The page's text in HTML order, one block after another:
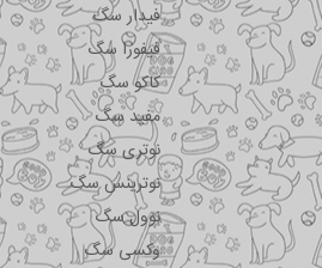
فیدار سگ
فیفورا سگ
کاکو سگ
مفید سگ
نوتری سگ
نوترینس سگ
نوول سگ
وکسی سگ